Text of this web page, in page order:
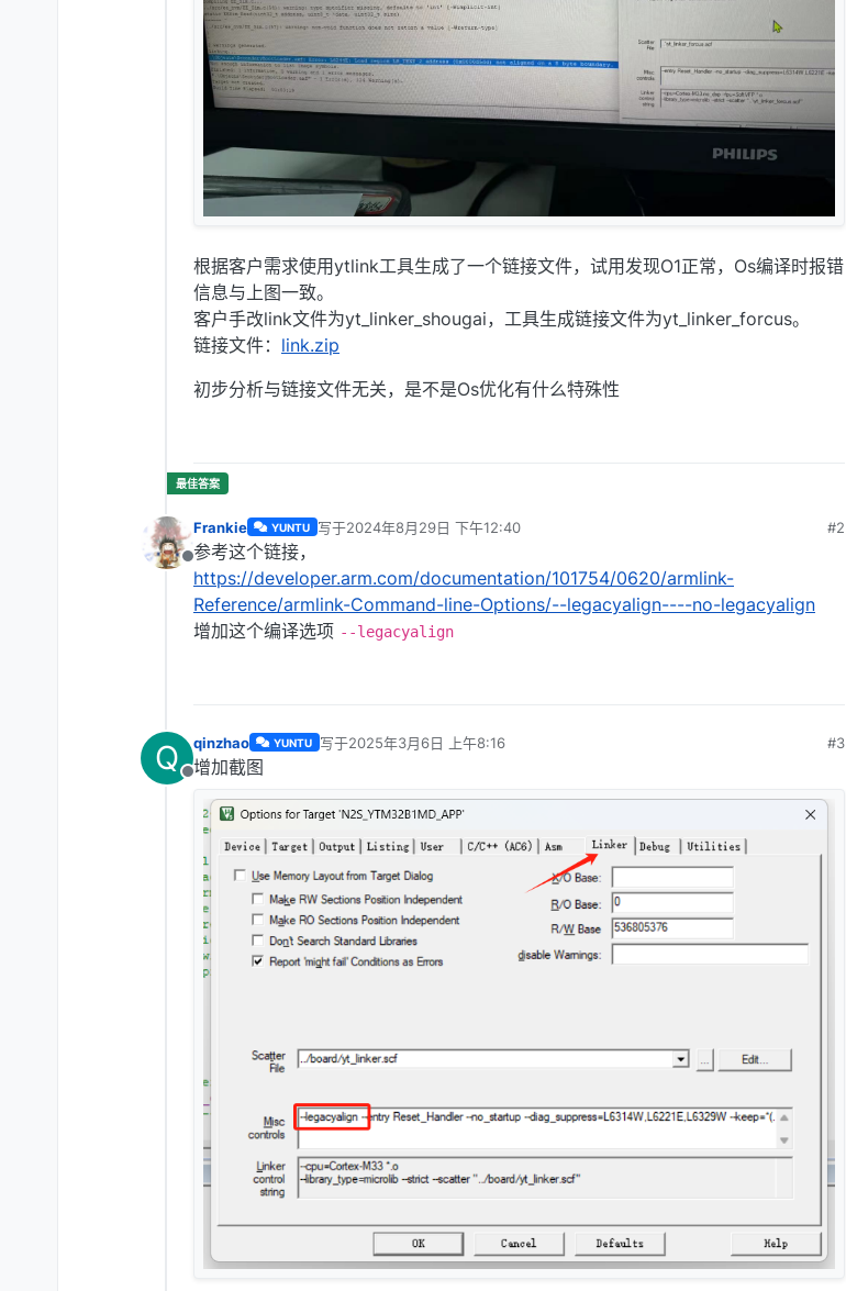
根据客户需求使用ytlink工具生成了一个链接文件，试用发现O1正常，Os编译时报错
信息与上图一致。
客户手改link文件为yt_linker_shougai，工具生成链接文件为yt_linker_forcus。
链接文件： link.zip
初步分析与链接文件无关，是不是Os优化有什么特殊性
离线
Frankie YUNTU 写于2024年8月29日 下午12:40
最后由 编辑
#2
参考这个链接，
https://developer.arm.com/documentation/101754/0620/armlink-
Reference/armlink-Command-line-Options/--legacyalign----no-legacyalign
增加这个编译选项 --legacyalign
Q
离线
qinzhao YUNTU 写于2025年3月6日 上午8:16
最后由 编辑
#3
增加截图